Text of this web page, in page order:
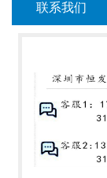
联系我们